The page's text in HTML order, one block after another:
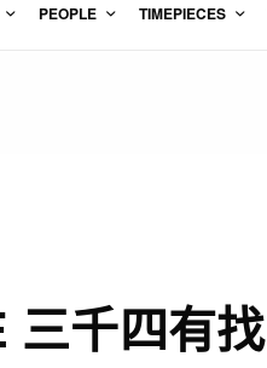
PEOPLE TIMEPIECES
千四有找